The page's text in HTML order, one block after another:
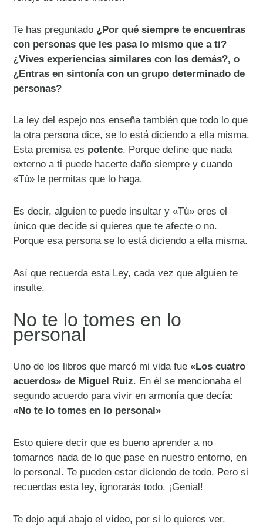
Te has preguntado ¿Por qué siempre te encuentras
con personas que les pasa lo mismo que a ti?
¿Vives experiencias similares con los demás?, o
¿Entras en sintonía con un grupo determinado de
personas?
La ley del espejo nos enseña también que todo lo que
la otra persona dice, se lo está diciendo a ella misma.
Esta premisa es potente. Porque define que nada
externo a ti puede hacerte daño siempre y cuando
«Tú» le permitas que lo haga.
Es decir, alguien te puede insultar y «Tú» eres el
único que decide si quieres que te afecte o no.
Porque esa persona se lo está diciendo a ella misma.
Así que recuerda esta Ley, cada vez que alguien te
insulte.
No te lo tomes en lo
personal
Uno de los libros que marcó mi vida fue«Los cuatro
acuerdos» de Miguel Ruiz. En él se mencionaba el
segundo acuerdo para vivir en armonía que decía:
«No te lo tomes en lo personal»
Esto quiere decir que es bueno aprender a no
tomarnos nada de lo que pase en nuestro entorno, en
lo personal. Te pueden estar diciendo de todo. Pero si
recuerdas esta ley, ignorarás todo. ¡Genial!
Te dejo aquí abajo el vídeo, por si lo quieres ver.